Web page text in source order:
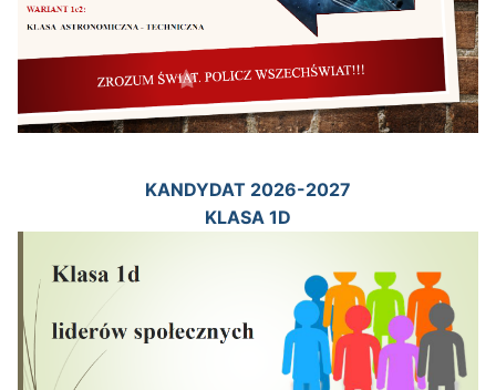
KANDYDAT 2026-2027
KLASA 1D